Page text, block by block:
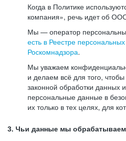
Когда в Политике
компания», речь идет об
Мы — оператор
есть в Реестре
Роскомнадзора.
Мы уважаем
и делаем всё для того,
законной обработки данных
персональные данные в
их только в тех целях, для
3. Чьи данные мы обрабатываем